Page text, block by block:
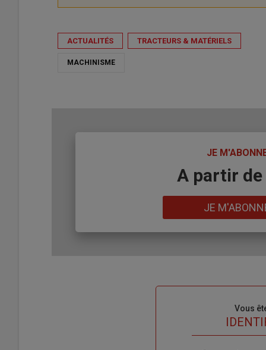
ACTUALITÉS TRACTEURS & MATÉRIELS
MACHINISME
JE
A partir de
JE
Vous